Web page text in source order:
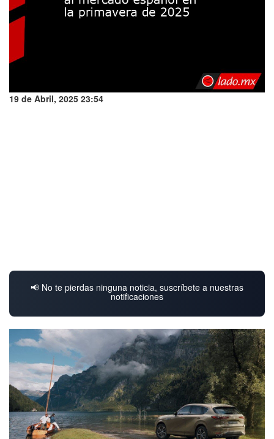
19 de Abril, 2025 23:54
📢 No te pierdas ninguna noticia, suscríbete a nuestras
notificaciones